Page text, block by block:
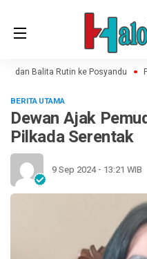
dan Balita Rutin ke Posyandu
BERITA UTAMA
Dewan Ajak
Pilkada Serentak
9 Sep 2024 - 13:21 WIB